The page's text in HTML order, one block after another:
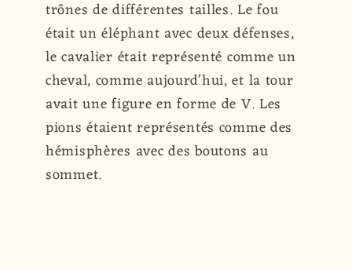
trônes de différentes tailles. Le fou
était un éléphant avec deux défenses,
le cavalier était représenté comme un
cheval, comme aujourd'hui, et la tour
avait une figure en forme de V. Les
pions étaient représentés comme des
hémisphères avec des boutons au
sommet.